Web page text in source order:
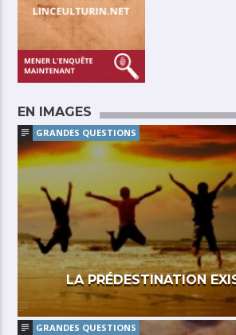
EN IMAGES
GRANDES QUESTIONS
LA PRÉDESTINATION
GRANDES QUESTIONS